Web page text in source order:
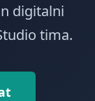
digitalni
tima.